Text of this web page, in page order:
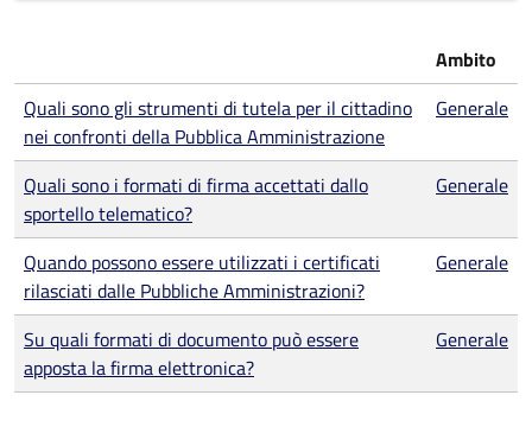
Ambito
Quali sono gli strumenti di tutela per il cittadino
nei confronti della Pubblica Amministrazione
Generale
Quali sono i formati di firma accettati dallo
sportello telematico?
Generale
Quando possono essere utilizzati i certificati
rilasciati dalle Pubbliche Amministrazioni?
Generale
Su quali formati di documento può essere
apposta la firma elettronica?
Generale